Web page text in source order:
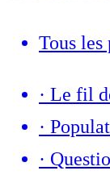
Tous les
· Le fil
·
·